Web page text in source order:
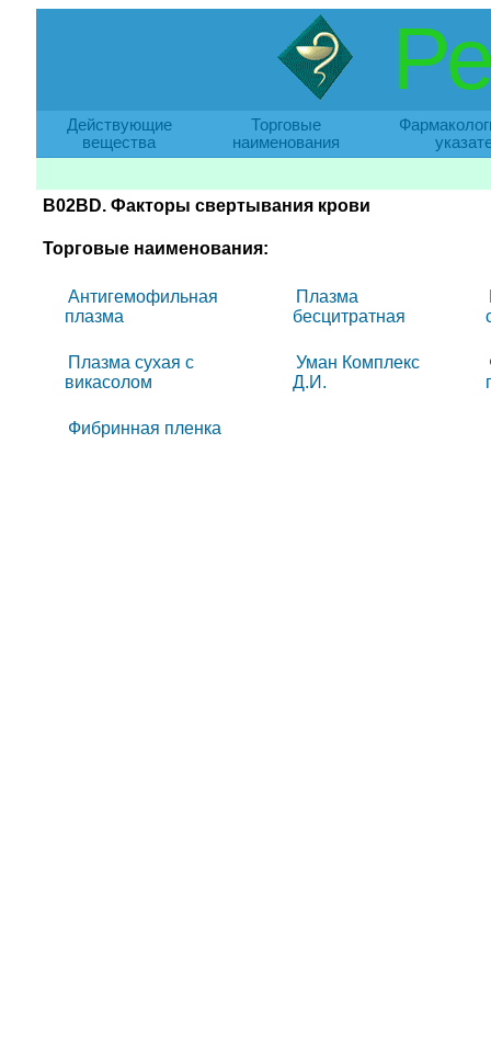
Действующие
вещества
Торговые
наименования
B02BD. Факторы свертывания крови
Торговые наименования:
Антигемофильная
плазма
Плазма
бесцитратная
Плазма сухая с
викасолом
Уман Комплекс
Д.И.
Фибринная пленка